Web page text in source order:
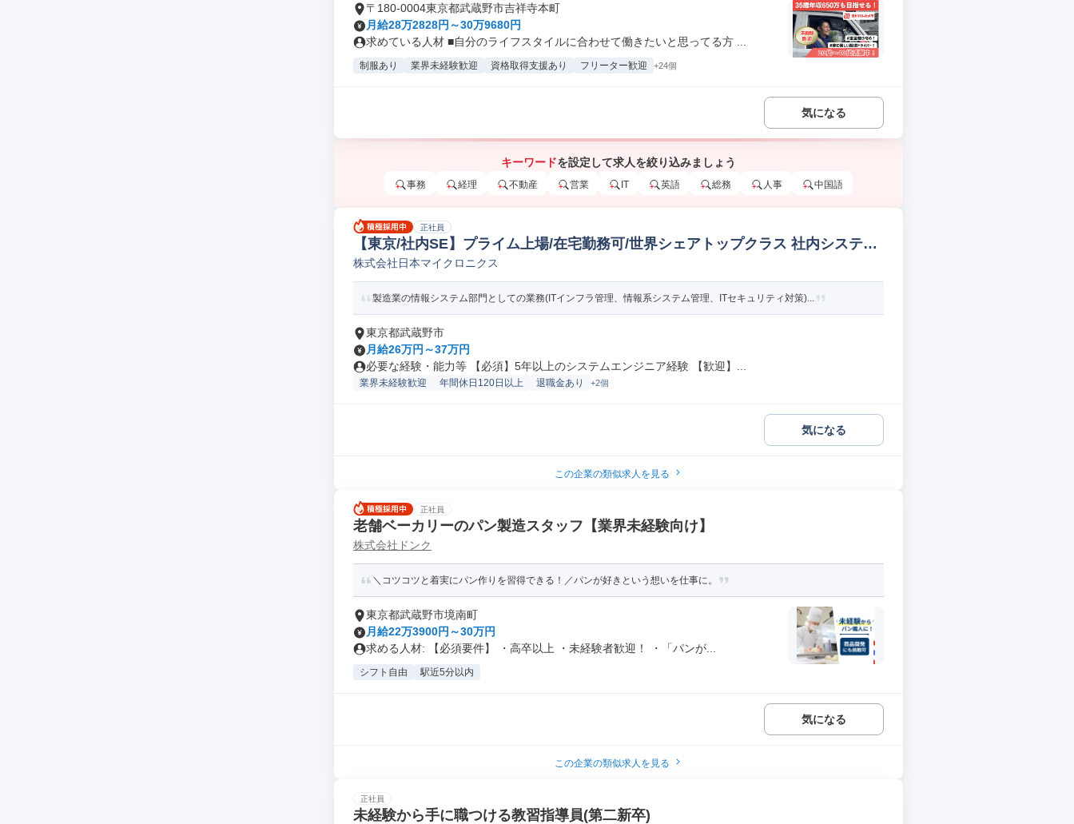
〒180-0004東京都武蔵野市吉祥寺本町
月給28万2828円～30万9680円
求めている人材 ■自分のライフスタイルに合わせて働きたいと思ってる方 ...
制服あり 業界未経験歓迎 資格取得支援あり フリーター歓迎 +24個
気になる
キーワードを設定して求人を絞り込みましょう
事務 経理 不動産 営業 IT 英語 総務 人事 中国語
正社員
【東京/社内SE】プライム上場/在宅勤務可/世界シェアトップクラス 社内システム
エンジニア
株式会社日本マイクロニクス
製造業の情報システム部門としての業務(ITインフラ管理、情報系システム管理、ITセキュリティ対策)...
東京都武蔵野市
月給26万円～37万円
必要な経験・能力等 【必須】5年以上のシステムエンジニア経験 【歓迎】...
業界未経験歓迎 年間休日120日以上 退職金あり +2個
気になる
この企業の類似求人を見る
正社員
老舗ベーカリーのパン製造スタッフ【業界未経験向け】
株式会社ドンク
＼コツコツと着実にパン作りを習得できる！／パンが好きという想いを仕事に。
東京都武蔵野市境南町
月給22万3900円～30万円
求める人材: 【必須要件】 ・高卒以上 ・未経験者歓迎！ ・「パンが...
シフト自由 駅近5分以内
気になる
この企業の類似求人を見る
正社員
未経験から手に職つける教習指導員(第二新卒)